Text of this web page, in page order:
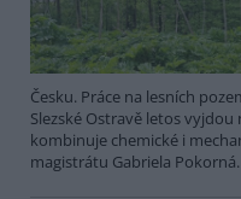
Česku. Práce na lesních
Slezské Ostravě letos vyjdou
kombinuje chemické i
magistrátu Gabriela Pokorná.